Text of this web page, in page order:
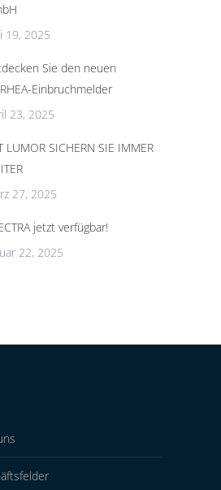
19, 2025
Sie den neuen
Einbruchmelder
23, 2025
LUMOR SICHERN SIE IMMER
27, 2025
jetzt verfügbar!
22, 2025